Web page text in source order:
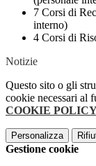
7 Corsi di
interno)
4 Corsi di
Notizie
Questo sito o gli
cookie necessari al
COOKIE
Personalizza
Gestione cookie